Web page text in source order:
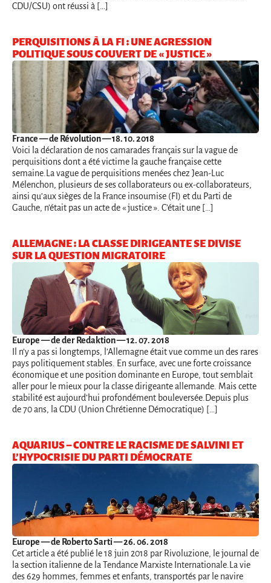
CDU/CSU) ont réussi à […]
PERQUISITIONS À LA FI : UNE AGRESSION
POLITIQUE SOUS COUVERT DE « JUSTICE »
France— de Révolution — 18. 10. 2018
Voici la déclaration de nos camarades français sur la vague de
perquisitions dont a été victime la gauche française cette
semaine.La vague de perquisitions menées chez Jean-Luc
Mélenchon, plusieurs de ses collaborateurs ou ex-collaborateurs,
ainsi qu’aux sièges de la France insoumise (FI) et du Parti de
Gauche, n’était pas un acte de « justice ». C’était une […]
ALLEMAGNE : LA CLASSE DIRIGEANTE SE DIVISE
SUR LA QUESTION MIGRATOIRE
Europe— de der Redaktion — 12. 07. 2018
Il n’y a pas si longtemps, l’Allemagne était vue comme un des rares
pays politiquement stables. En surface, avec une forte croissance
économique et une position dominante en Europe, tout semblait
aller pour le mieux pour la classe dirigeante allemande. Mais cette
stabilité est aujourd’hui profondément bouleversée.Depuis plus
de 70 ans, la CDU (Union Chrétienne Démocratique) […]
AQUARIUS – CONTRE LE RACISME DE SALVINI ET
L’HYPOCRISIE DU PARTI DÉMOCRATE
Europe— de Roberto Sarti — 26. 06. 2018
Cet article a été publié le 18 juin 2018 par Rivoluzione, le journal de
la section italienne de la Tendance Marxiste Internationale.La vie
des 629 hommes, femmes et enfants, transportés par le navire